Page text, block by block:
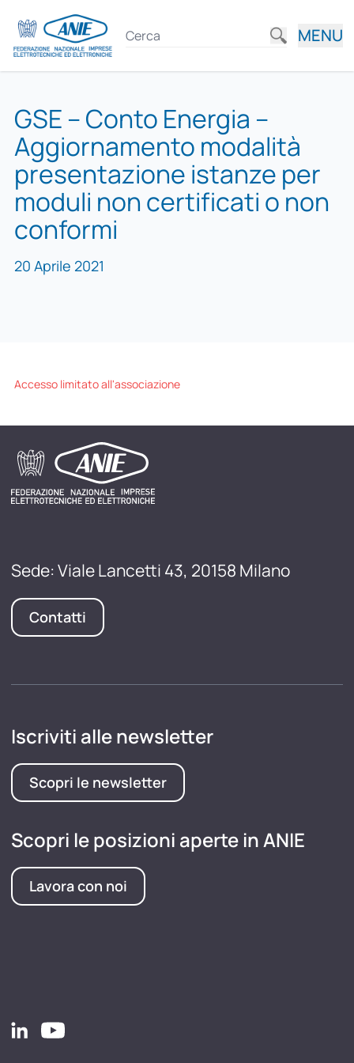
MENU
GSE – Conto Energia –
Aggiornamento modalità
presentazione istanze per
moduli non certificati o non
conformi
20 Aprile 2021
Accesso limitato all'associazione
Sede: Viale Lancetti 43, 20158 Milano
Contatti
Iscriviti alle newsletter
Scopri le newsletter
Scopri le posizioni aperte in ANIE
Lavora con noi